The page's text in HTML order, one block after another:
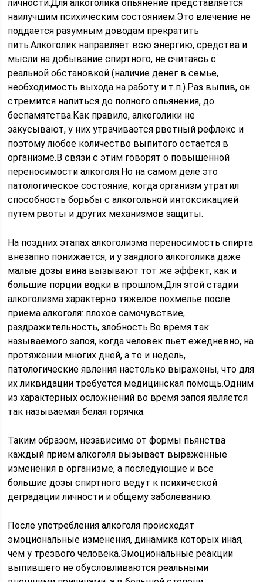
личности.Для алкоголика опьянение представляется
наилучшим психическим состоянием.Это влечение не
поддается разумным доводам прекратить
пить.Алкоголик направляет всю энергию, средства и
мысли на добывание спиртного, не считаясь с
реальной обстановкой (наличие денег в семье,
необходимость выхода на работу и т.п.).Раз выпив, он
стремится напиться до полного опьянения, до
беспамятства.Как правило, алкоголики не
закусывают, у них утрачивается рвотный рефлекс и
поэтому любое количество выпитого остается в
организме.В связи с этим говорят о повышенной
переносимости алкоголя.Но на самом деле это
патологическое состояние, когда организм утратил
способность борьбы с алкогольной интоксикацией
путем рвоты и других механизмов защиты.
На поздних этапах алкоголизма переносимость спирта
внезапно понижается, и у заядлого алкоголика даже
малые дозы вина вызывают тот же эффект, как и
большие порции водки в прошлом.Для этой стадии
алкоголизма характерно тяжелое похмелье после
приема алкоголя: плохое самочувствие,
раздражительность, злобность.Во время так
называемого запоя, когда человек пьет ежедневно, на
протяжении многих дней, а то и недель,
патологические явления настолько выражены, что для
их ликвидации требуется медицинская помощь.Одним
из характерных осложнений во время запоя является
так называемая белая горячка.
Таким образом, независимо от формы пьянства
каждый прием алкоголя вызывает выраженные
изменения в организме, а последующие и все
большие дозы спиртного ведут к психической
деградации личности и общему заболеванию.
После употребления алкоголя происходят
эмоциональные изменения, динамика которых иная,
чем у трезвого человека.Эмоциональные реакции
выпившего не обусловливаются реальными